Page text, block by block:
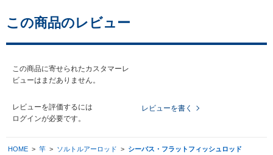
この商品のレビュー
この商品に寄せられたカスタマーレ
ビューはまだありません。
レビューを評価するには
ログインが必要です。
レビューを書く
HOME > 竿 > ソルトルアーロッド > シーバス・フラットフィッシュロッド